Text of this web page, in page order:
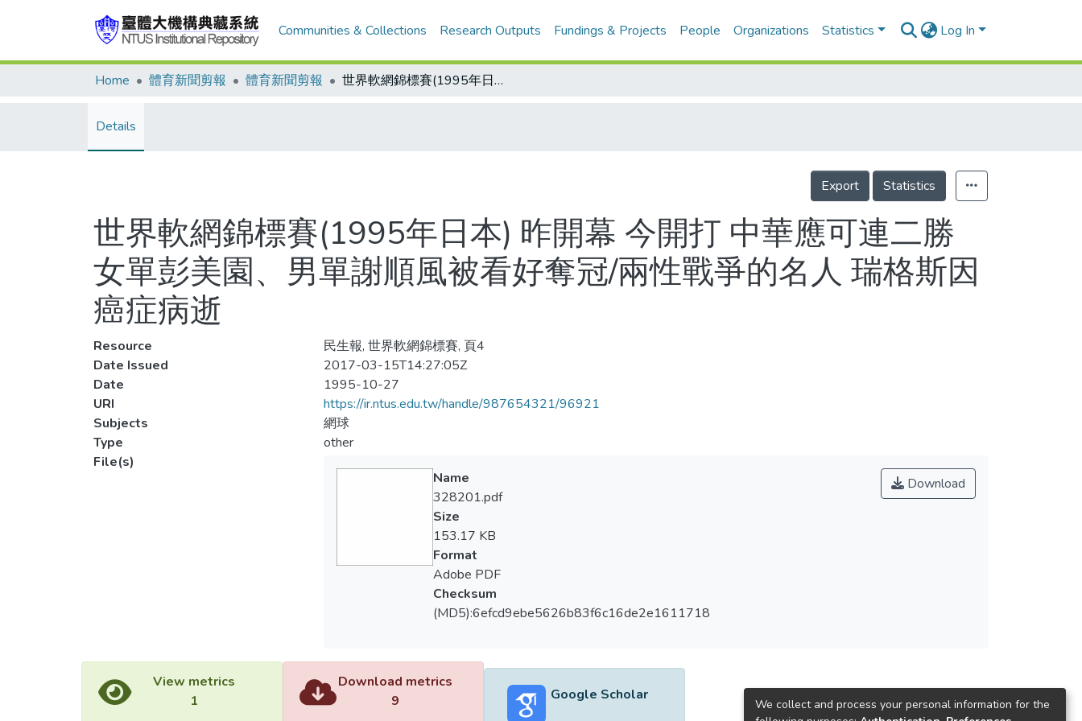
Communities & Collections Research Outputs Fundings & Projects People Organizations Statistics Log In
Home 體育新聞剪報 體育新聞剪報 世界軟網錦標賽(1995年日本) 昨開幕 今開打 中華應可連二勝 女單彭美園、男單謝順風被看好奪冠/兩性戰爭的名人 瑞格斯因癌症病逝
Details
Export Statistics
世界軟網錦標賽(1995年日本) 昨開幕 今開打 中華應可連二勝
女單彭美園、男單謝順風被看好奪冠/兩性戰爭的名人 瑞格斯因
癌症病逝
Resource
民生報, 世界軟網錦標賽, 頁4
Date Issued
2017-03-15T14:27:05Z
Date
1995-10-27
URI
https://ir.ntus.edu.tw/handle/987654321/96921
Subjects
網球
Type
other
File(s)
Download
Name
328201.pdf
Size
153.17 KB
Format
Adobe PDF
Checksum
(MD5):6efcd9ebe5626b83f6c16de2e1611718
View metrics
1
Download metrics
9
Google Scholar
We collect and process your personal information for the